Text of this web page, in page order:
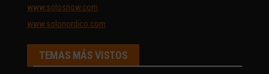
www.solosnow.com
www.solonordico.com
TEMAS MÁS VISTOS